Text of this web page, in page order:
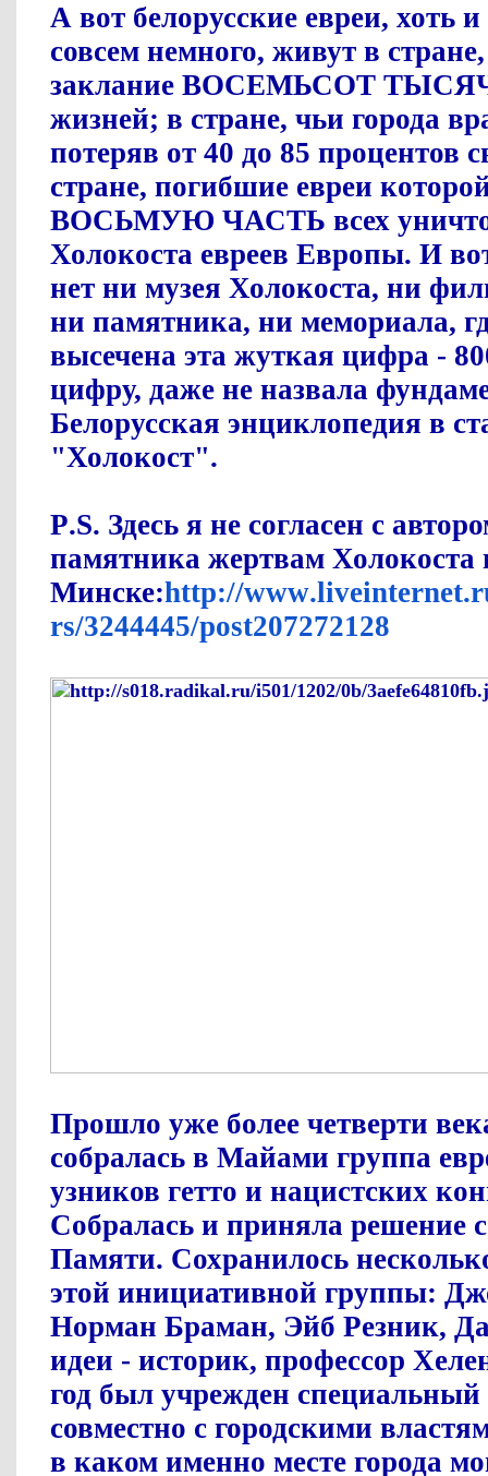
А вот белорусские евреи, хоть
совсем немного, живут в
заклание ВОСЕМЬСОТ ТЫСЯЧ
жизней; в стране, чьи города
потеряв от 40 до 85 процентов
стране, погибшие евреи
ВОСЬМУЮ ЧАСТЬ всех
Холокоста евреев Европы. И
нет ни музея Холокоста, ни
ни памятника, ни мемориала,
высечена эта жуткая цифра -
цифру, даже не назвала
Белорусская энциклопедия в
"Холокост".
P.S. Здесь я не согласен с
памятника жертвам Холокоста
Минске:http://www.liveinternet.
rs/3244445/post207272128
Прошло уже более четверти
собралась в Майами группа
узников гетто и нацистских
Собралась и приняла решение
Памяти. Сохранилось
этой инициативной группы:
Норман Браман, Эйб Резник,
идеи - историк, профессор
год был учрежден
совместно с городскими
в каком именно месте города